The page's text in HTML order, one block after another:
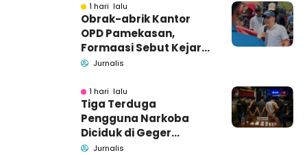
1 hari lalu
Obrak-abrik Kantor
OPD Pamekasan,
Formaasi Sebut Kejari
Pamekasan
Jurnalis
1 hari lalu
Tiga Terduga
Pengguna Narkoba
Diciduk di Geger
Bangkalan, Polisi Masih
Jurnalis